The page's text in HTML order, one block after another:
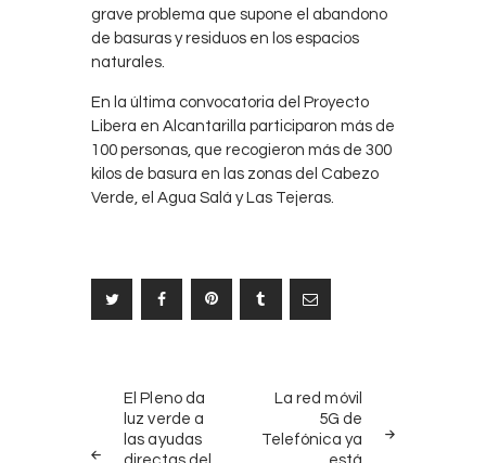
grave problema que supone el abandono
de basuras y residuos en los espacios
naturales.
En la última convocatoria del Proyecto
Libera en Alcantarilla participaron más de
100 personas, que recogieron más de 300
kilos de basura en las zonas del Cabezo
Verde, el Agua Salá y Las Tejeras.
de
entradas
ANTERIORES
El Pleno da
luz verde a
las ayudas
La red móvil
5G de
Telefónica ya